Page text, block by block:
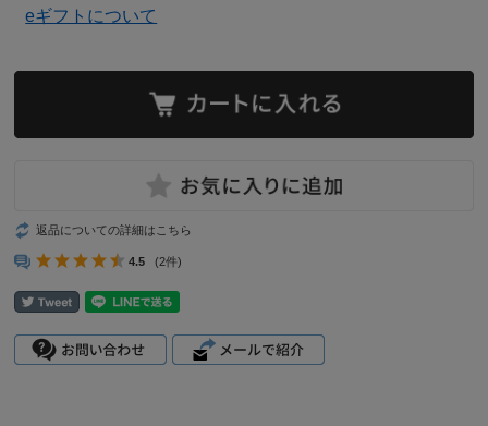
eギフトについて
返品についての詳細はこちら
4.5 (2件)